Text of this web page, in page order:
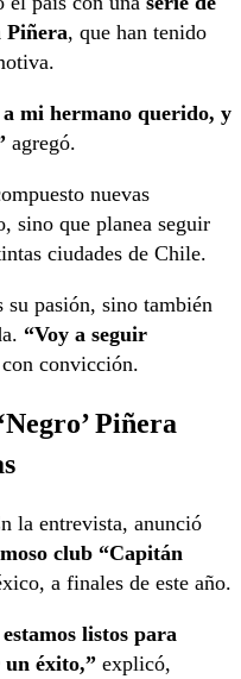
Piñera, que han tenido
mi hermano querido, y
agregó.
nuevas
sino que planea seguir
ciudades de Chile.
su pasión, sino también
“Voy a seguir
convicción.
Piñera
la entrevista, anunció
club “Capitán
a finales de este año.
listos para
un éxito,” explicó,